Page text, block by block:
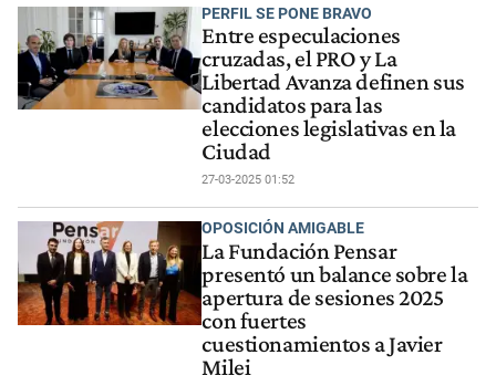
PERFIL SE PONE BRAVO
Entre especulaciones
cruzadas, el PRO y La
Libertad Avanza definen sus
candidatos para las
elecciones legislativas en la
Ciudad
27-03-2025 01:52
OPOSICIÓN AMIGABLE
La Fundación Pensar
presentó un balance sobre la
apertura de sesiones 2025
con fuertes
cuestionamientos a Javier
Milei